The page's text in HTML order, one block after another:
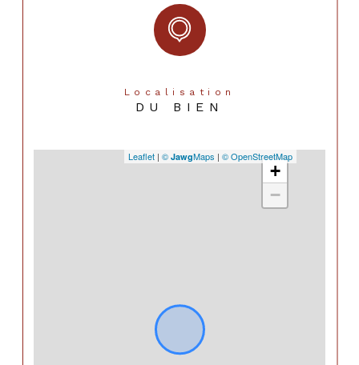
Localisation
DU BIEN
+
−
Leaflet | © JawgMaps | © OpenStreetMap